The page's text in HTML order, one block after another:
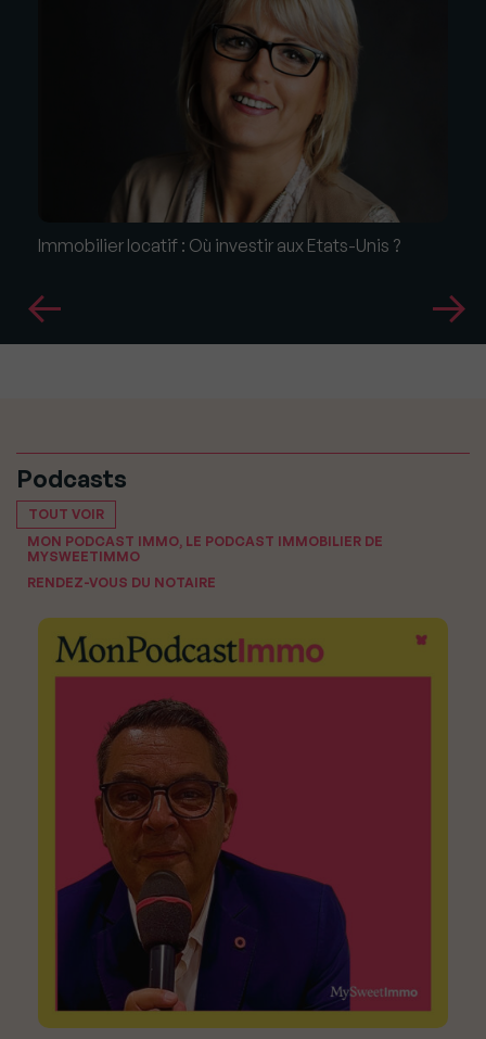
Immobilier locatif : Où investir aux Etats-Unis ?
Podcasts
TOUT VOIR
MON PODCAST IMMO, LE PODCAST IMMOBILIER DE
MYSWEETIMMO
RENDEZ-VOUS DU NOTAIRE